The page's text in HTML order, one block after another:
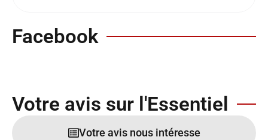
Facebook
Votre avis sur l'Essentiel
Votre avis nous intéresse